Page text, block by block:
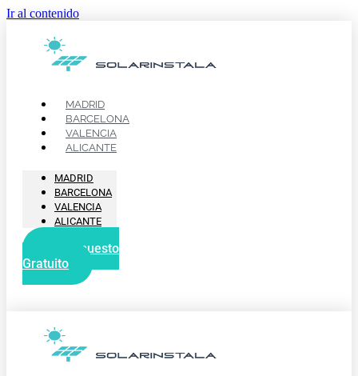
Ir al contenido
MADRID
BARCELONA
VALENCIA
ALICANTE
MADRID
BARCELONA
VALENCIA
ALICANTE
Presupuesto
Gratuito